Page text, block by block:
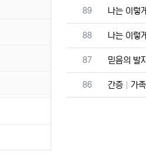
번호
89 나는 이렇
번호
88 나는 이렇
번호
87 믿음의 발
번호
86 간증 가